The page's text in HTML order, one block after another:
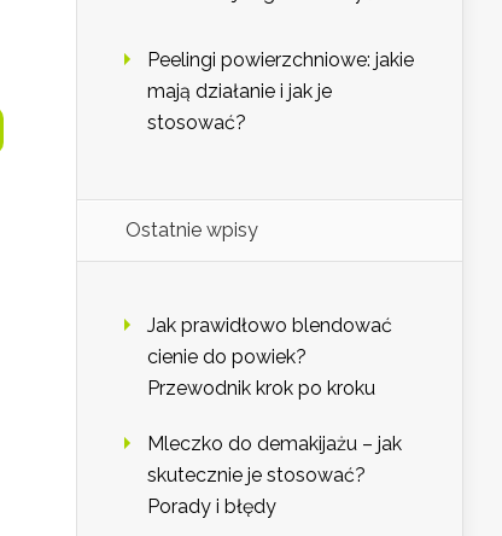
Peelingi powierzchniowe: jakie
mają działanie i jak je
stosować?
Ostatnie wpisy
Jak prawidłowo blendować
cienie do powiek?
Przewodnik krok po kroku
Mleczko do demakijażu – jak
skutecznie je stosować?
Porady i błędy